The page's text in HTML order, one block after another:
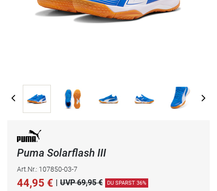
Puma Solarflash III
Art.Nr.: 107850-03-7
44,95 € UVP 69,95 € DU SPARST 36%